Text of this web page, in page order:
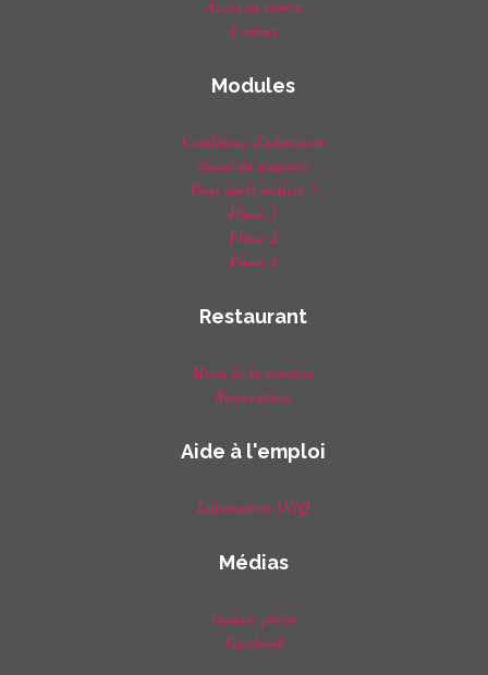
Accès au centre
Contact
Modules
Conditions d'admission
Statut du stagiaire
Pour quels métiers ?
Phase 1
Phase 2
Phase 3
Restaurant
Menu de la semaine
Réservations
Aide à l'emploi
Information AVIQ
Médias
Galerie photo
Facebook